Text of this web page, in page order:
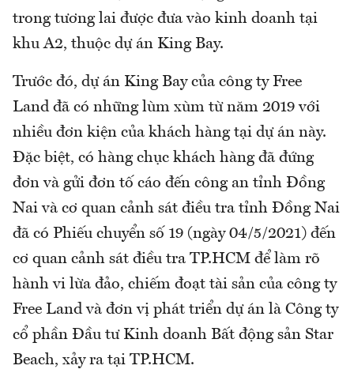
trong tương lai được đưa vào kinh doanh tại
khu A2, thuộc dự án King Bay.
Trước đó, dự án King Bay của công ty Free
Land đã có những lùm xùm từ năm 2019 với
nhiều đơn kiện của khách hàng tại dự án này.
Đặc biệt, có hàng chục khách hàng đã đứng
đơn và gửi đơn tố cáo đến công an tỉnh Đồng
Nai và cơ quan cảnh sát điều tra tỉnh Đồng Nai
đã có Phiếu chuyển số 19 (ngày 04/5/2021) đến
cơ quan cảnh sát điều tra TP.HCM để làm rõ
hành vi lừa đảo, chiếm đoạt tài sản của công ty
Free Land và đơn vị phát triển dự án là Công ty
cổ phần Đầu tư Kinh doanh Bất động sản Star
Beach, xảy ra tại TP.HCM.